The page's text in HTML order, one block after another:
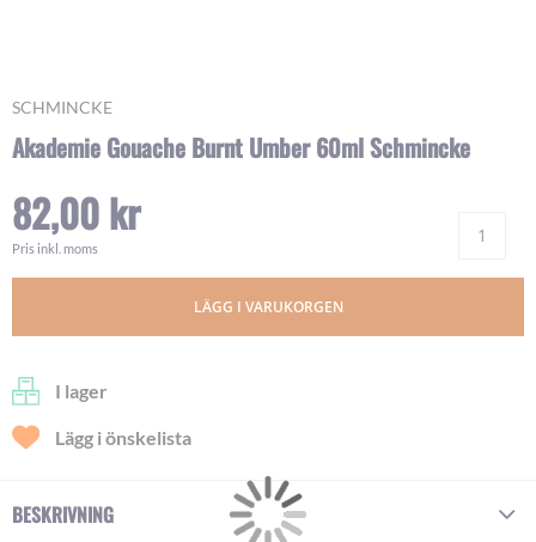
SCHMINCKE
Akademie Gouache Burnt Umber 60ml Schmincke
82,00 kr
Pris inkl. moms
LÄGG I VARUKORGEN
I lager
Lägg i önskelista
Skip
the
of
the
images
BESKRIVNING